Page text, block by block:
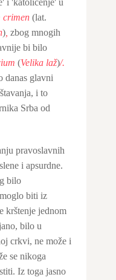
(lat.
), zbog mnogih
bi bilo
(Velika laž)/.
danas glavni
i to
Srba od
pravoslavnih
i apsurdne.
bilo
biti iz
krštenje jednom
bilo u
crkvi, ne može i
se nikoga
Iz toga jasno